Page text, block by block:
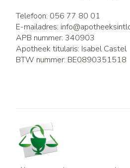
Telefoon: 056 77 80 01
E-mailadres: info@
APB nummer: 340903
Apotheek titularis: Isabel Castel
BTW nummer: BE0890351518